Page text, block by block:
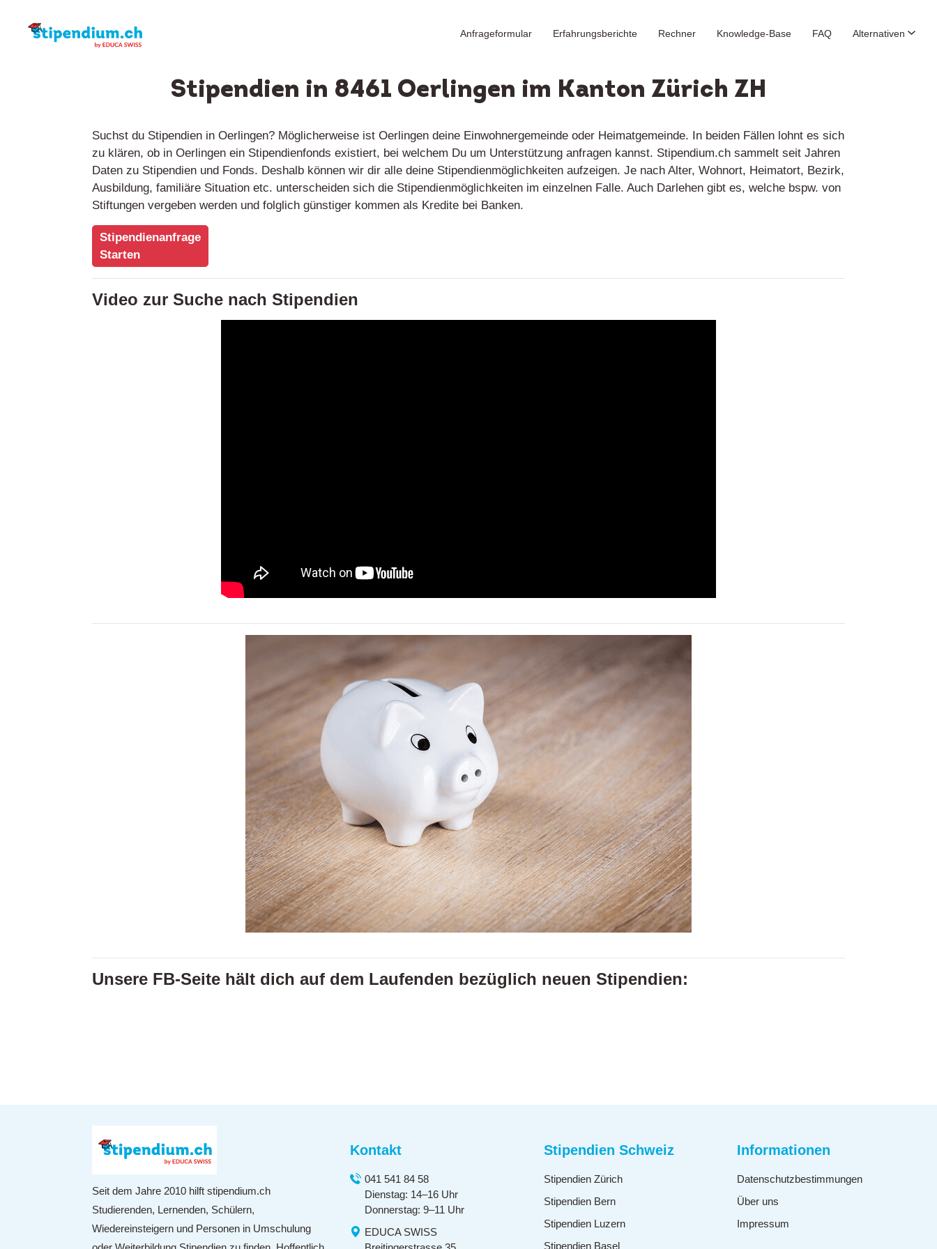
Anfrageformular Erfahrungsberichte Rechner Knowledge-Base FAQ Alternativen
Stipendien in 8461 Oerlingen im Kanton Zürich ZH
Suchst du Stipendien in Oerlingen? Möglicherweise ist Oerlingen deine Einwohnergemeinde oder Heimatgemeinde. In beiden Fällen lohnt es sich
zu klären, ob in Oerlingen ein Stipendienfonds existiert, bei welchem Du um Unterstützung anfragen kannst. Stipendium.ch sammelt seit Jahren
Daten zu Stipendien und Fonds. Deshalb können wir dir alle deine Stipendienmöglichkeiten aufzeigen. Je nach Alter, Wohnort, Heimatort, Bezirk,
Ausbildung, familiäre Situation etc. unterscheiden sich die Stipendienmöglichkeiten im einzelnen Falle. Auch Darlehen gibt es, welche bspw. von
Stiftungen vergeben werden und folglich günstiger kommen als Kredite bei Banken.
Stipendienanfrage
Starten
Video zur Suche nach Stipendien
Unsere FB-Seite hält dich auf dem Laufenden bezüglich neuen Stipendien:
Seit dem Jahre 2010 hilft stipendium.ch
Studierenden, Lernenden, Schülern,
Wiedereinsteigern und Personen in Umschulung
Kontakt
041 541 84 58
Dienstag: 14–16 Uhr
Donnerstag: 9–11 Uhr
EDUCA SWISS
Stipendien Schweiz
Stipendien Zürich
Stipendien Bern
Stipendien Luzern
Stipendien Basel
Informationen
Datenschutzbestimmungen
Über uns
Impressum